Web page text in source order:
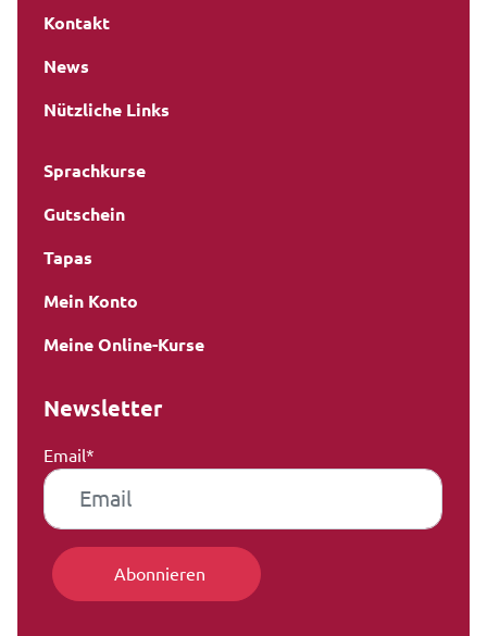
Kontakt
News
Nützliche Links
Sprachkurse
Gutschein
Tapas
Mein Konto
Meine Online-Kurse
Newsletter
Email*